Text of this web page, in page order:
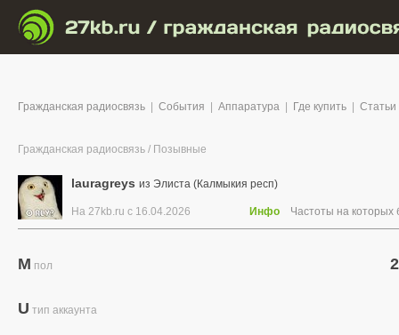
Гражданская радиосвязь События Аппаратура Где купить Статьи
Гражданская радиосвязь / Позывные
lauragreys из Элиста (Калмыкия респ)
На 27kb.ru с 16.04.2026 Инфо Частоты на которых
M пол
U тип аккаунта